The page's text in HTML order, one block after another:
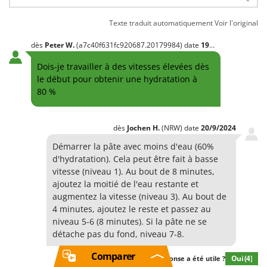
maîtriser la vitesse et le temps de pétrissage. Le bol passe
bien au lave-vaisselle ; les premières fois, il a laissé échapper
un peu d'oxyde noir au niveau du rebord replié,
probablement à cause de sa forme. Pour les perfectionnistes,
il y a quelques imperfections dans la peinture, et les
étiquettes du logo sont mal collées (bulles d'air). La vis sans
fin n'est pas parfaitement finie, avec plusieurs bavures qui
déchirent l'éponge au nettoyage. Mais elle est solide et bien
positionnée, et c'est l'essentiel. Un achat agréable ; les
pourtant conséquent. Il serait intéressant de savoir si un
entretien régulier est nécessaire, comme le réglage de la
tension des courroies/chaînes, le graissage des
accouplements, etc.
Texte traduit automatiquementVoir l'original
dès PeterW.(a7c40f631fc920687.20179984) date 19/9/2024
Dois-je travailler à des vitesses élevées dès
le début pour obtenir une hydratation à
80 %
dès Jochen H.(NRW) date 20/9/2024
Démarrer la pâte avec moins d'eau (60%
d'hydratation). Cela peut être fait à basse
vitesse (niveau 1). Au bout de 8 minutes,
ajoutez la moitié de l'eau restante et
augmentez la vitesse (niveau 3). Au bout de
4 minutes, ajoutez le reste et passez au
niveau 5-6 (8 minutes). Si la pâte ne se
détache pas du fond, niveau 7-8.
Cette réponse a été utile ? Oui(4)
Comparer